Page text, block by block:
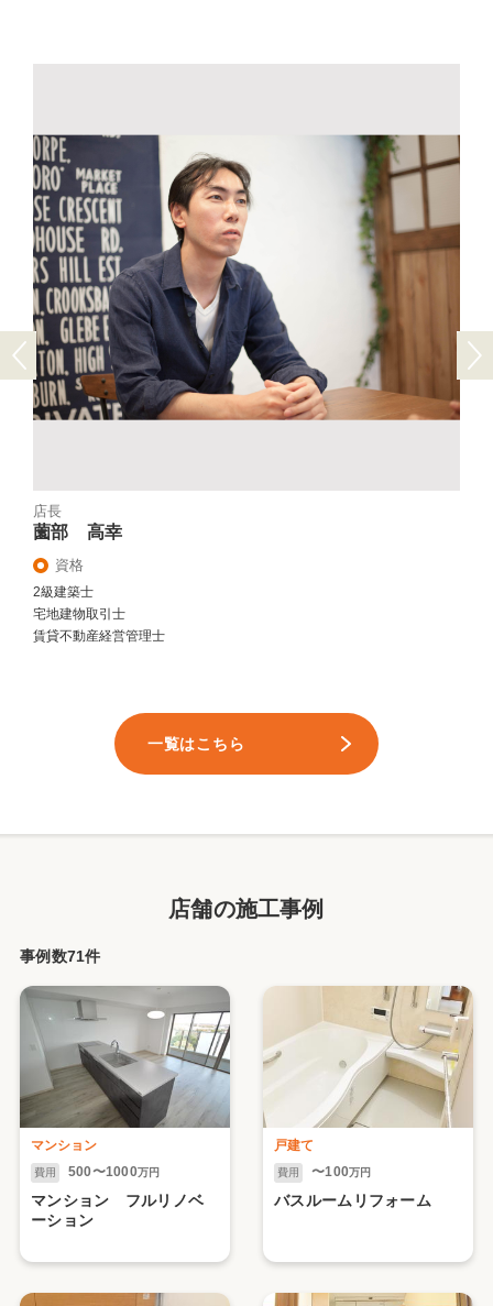
Previous
店長
薗部 高幸
資格
2級建築士
宅地建物取引士
賃貸不動産経営管理士
Next
一覧はこちら
店舗の施工事例
事例数71件
マンション
費用 500〜1000万円
マンション フルリノベ
ーション
戸建て
費用 〜100万円
バスルームリフォーム